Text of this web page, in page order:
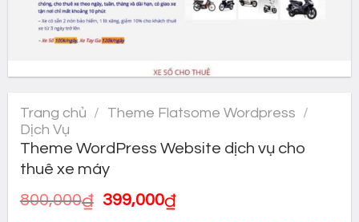
Trang chủ / Theme Flatsome Wordpress /
Dịch Vụ
Theme WordPress Website dịch vụ cho
thuê xe máy
800,000₫ Giá
399,000₫Giá